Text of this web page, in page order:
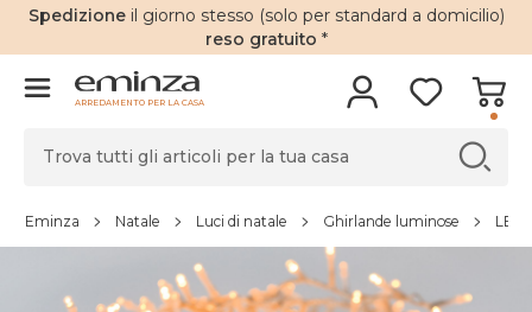
Spedizione il giorno stesso (solo per standard a domicilio)
reso gratuito *
ARREDAMENTO PER LA CASA
Eminza Natale Luci di natale Ghirlande luminose LED